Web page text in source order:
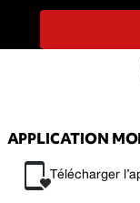
APPLICATION
Télécharger